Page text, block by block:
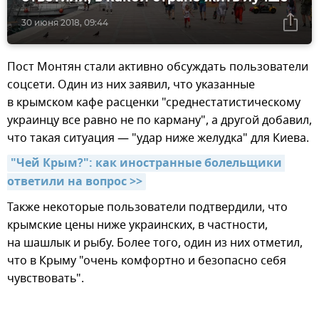
30 июня 2018, 09:44
Пост Монтян стали активно обсуждать пользователи
соцсети. Один из них заявил, что указанные
в крымском кафе расценки "среднестатистическому
украинцу все равно не по карману", а другой добавил,
что такая ситуация — "удар ниже желудка" для Киева.
"Чей Крым?": как иностранные болельщики
ответили на вопрос >>
Также некоторые пользователи подтвердили, что
крымские цены ниже украинских, в частности,
на шашлык и рыбу. Более того, один из них отметил,
что в Крыму "очень комфортно и безопасно себя
чувствовать".